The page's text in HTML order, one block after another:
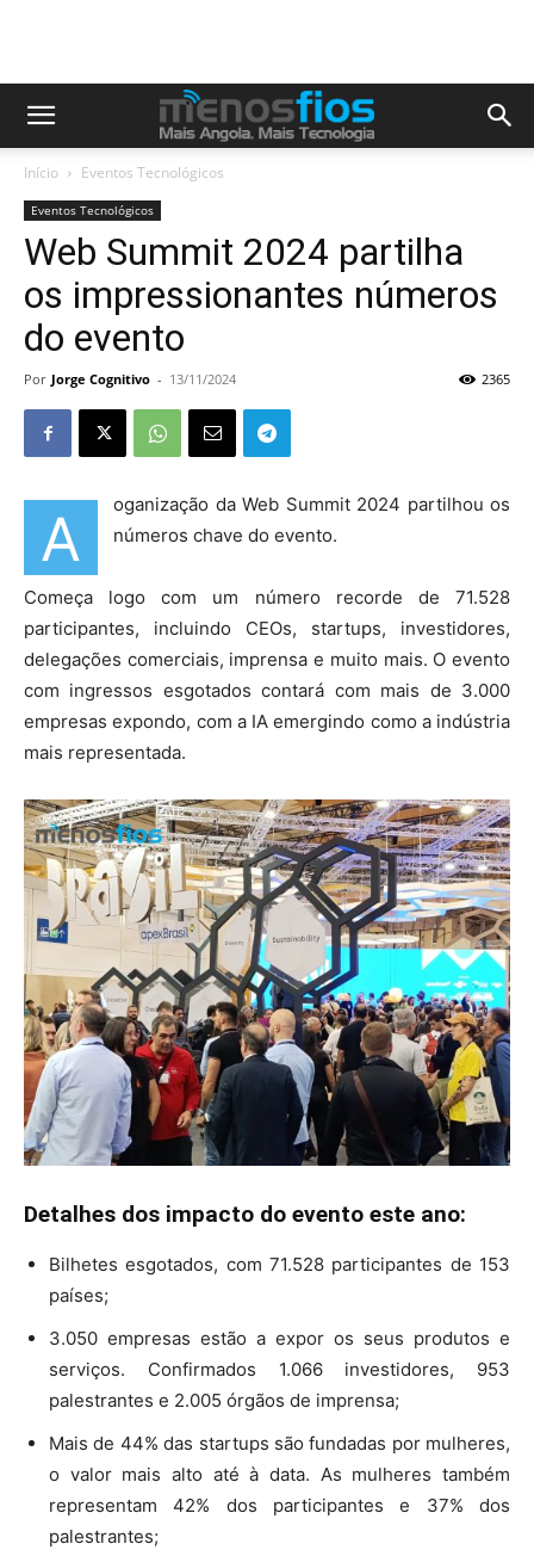
Início Eventos Tecnológicos
Eventos Tecnológicos
Web Summit 2024 partilha
os impressionantes números
do evento
Por Jorge Cognitivo - 13/11/2024 2365
A
oganização da Web Summit 2024 partilhou os
números chave do evento.
Começa logo com um número recorde de 71.528
participantes, incluindo CEOs, startups, investidores,
delegações comerciais, imprensa e muito mais. O evento
com ingressos esgotados contará com mais de 3.000
empresas expondo, com a IA emergindo como a indústria
mais representada.
Detalhes dos impacto do evento este ano:
Bilhetes esgotados, com 71.528 participantes de 153
países;
3.050 empresas estão a expor os seus produtos e
serviços. Confirmados 1.066 investidores, 953
palestrantes e 2.005 órgãos de imprensa;
Mais de 44% das startups são fundadas por mulheres,
o valor mais alto até à data. As mulheres também
representam 42% dos participantes e 37% dos
palestrantes;